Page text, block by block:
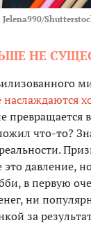
Jelena990/
НЕ
превращается
что-то?
давление,
в первую
ни
за